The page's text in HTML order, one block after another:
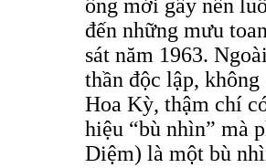
ông mới gây nên
đến những mưu
sát năm 1963.
thần độc lập,
Hoa Kỳ, thậm chí
hiệu “bù nhìn” mà
Diệm) là một bù